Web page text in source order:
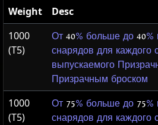
Weight
Desc
1000
(T5)
От 40% больше до 40%
снарядов для каждого
выпускаемого
Призрачным броском
1000
(T5)
От 75% больше до 75%
снарядов для каждого